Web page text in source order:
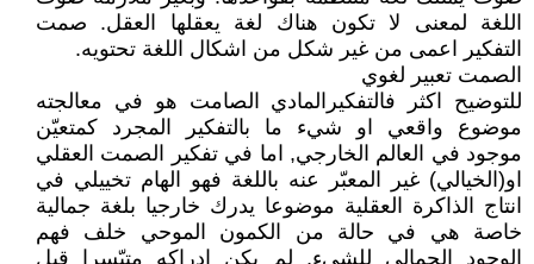
اللغة لمعنى لا تكون هناك لغة يعقلها العقل. صمت
التفكير اعمى من غير شكل من اشكال اللغة تحتويه.
الصمت تعبير لغوي
للتوضيح اكثر فالتفكيرالمادي الصامت هو في معالجته
موضوع واقعي او شيء ما بالتفكير المجرد كمتعيّن
موجود في العالم الخارجي, اما في تفكير الصمت العقلي
او(الخيالي) غير المعبّر عنه باللغة فهو الهام تخييلي في
انتاج الذاكرة العقلية موضوعا يدرك خارجيا بلغة جمالية
خاصة هي في حالة من الكمون الموحي خلف فهم
الوجود الجمالي للشيء, لم يكن ادراكه متيّسرا قبل